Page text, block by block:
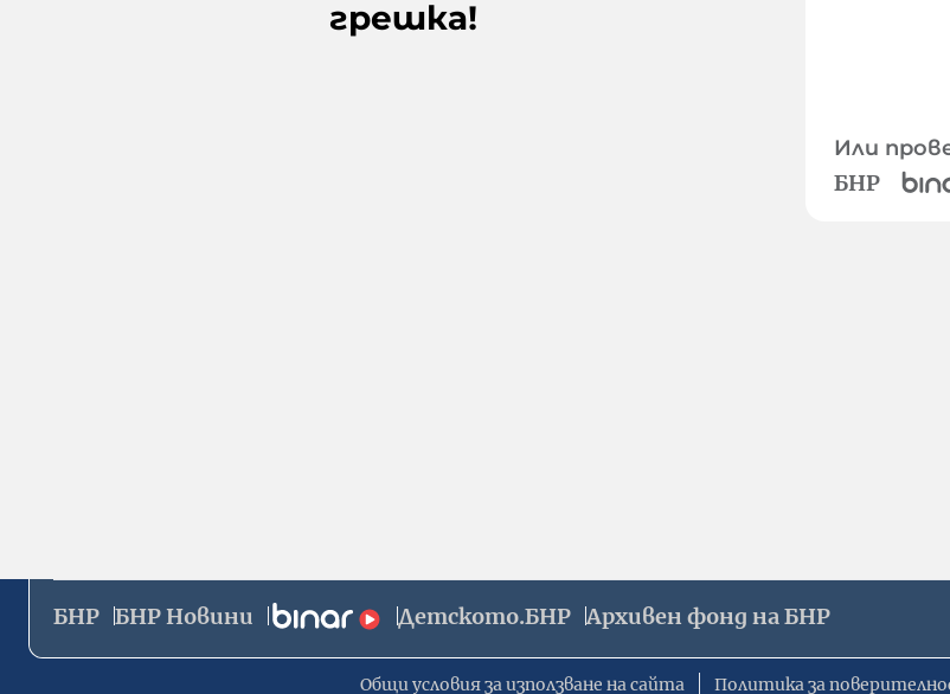
грешка!
Или
БНР
БНР БНР Новини Детското.БНР Архивен фонд на БНР
Общи условия за използване на сайта Политика за